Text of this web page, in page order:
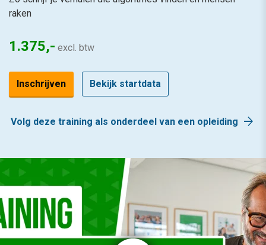
raken
1.375,- excl. btw
Inschrijven Bekijk startdata
Volg deze training als onderdeel van een opleiding arrow_forward